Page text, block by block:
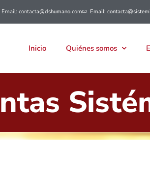
Email: contacta@dshumano.com Email:
Inicio Quiénes somos